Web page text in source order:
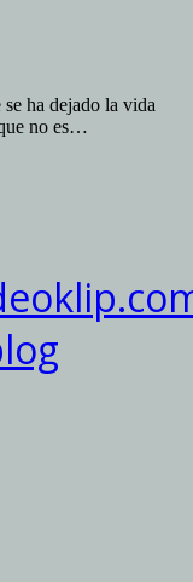
ha dejado la vida
no es…